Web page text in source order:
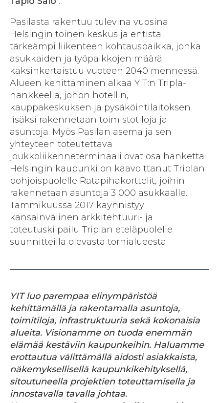
Pasilasta rakentuu tulevina vuosina
Helsingin toinen keskus ja entistä
tärkeämpi liikenteen kohtauspaikka, jonka
asukkaiden ja työpaikkojen määrä
kaksinkertaistuu vuoteen 2040 mennessä.
Alueen kehittäminen alkaa YIT:n Tripla-
hankkeella, johon hotellin,
kauppakeskuksen ja pysäköintilaitoksen
lisäksi rakennetaan toimistotiloja ja
asuntoja. Myös Pasilan asema ja sen
yhteyteen toteutettava
joukkoliikenneterminaali ovat osa hanketta.
Helsingin kaupunki on kaavoittanut Triplan
pohjoispuolelle Ratapihakorttelit, joihin
rakennetaan asuntoja 3 000 asukkaalle.
Tammikuussa 2017 käynnistyy
kansainvälinen arkkitehtuuri- ja
toteutuskilpailu Triplan eteläpuolelle
suunnitteilla olevasta tornialueesta.
YIT luo parempaa elinympäristöä
kehittämällä ja rakentamalla asuntoja,
toimitiloja, infrastruktuuria sekä kokonaisia
alueita. Visionamme on tuoda enemmän
elämää kestäviin kaupunkeihin. Haluamme
erottautua välittämällä aidosti asiakkaista,
näkemyksellisellä kaupunkikehityksellä,
sitoutuneella projektien toteuttamisella ja
innostavalla tavalla johtaa.